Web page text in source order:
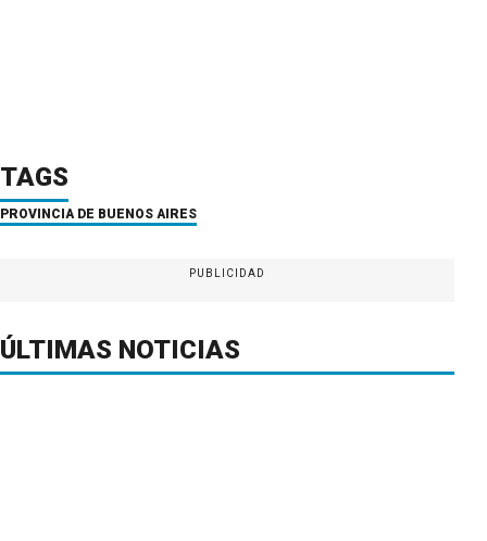
TAGS
PROVINCIA DE BUENOS AIRES
PUBLICIDAD
ÚLTIMAS NOTICIAS